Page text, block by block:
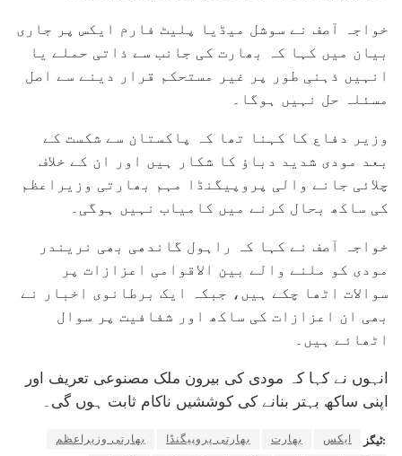
خواجہ آصف نے سوشل میڈیا پلیٹ فارم ایکس پر جاری
بیان میں کہا کہ بھارت کی جانب سے ذاتی حملے یا
انہیں ذہنی طور پر غیر مستحکم قرار دینے سے اصل
مسئلہ حل نہیں ہوگا۔
وزیر دفاع کا کہنا تھا کہ پاکستان سے شکست کے
بعد مودی شدید دباؤ کا شکار ہیں اور ان کے خلاف
چلائی جانے والی پروپیگنڈا مہم بھارتی وزیراعظم
کی ساکھ بحال کرنے میں کامیاب نہیں ہوگی۔
خواجہ آصف نے کہا کہ راہول گاندھی بھی نریندر
مودی کو ملنے والے بین الاقوامی اعزازات پر
سوالات اٹھا چکے ہیں، جبکہ ایک برطانوی اخبار نے
بھی ان اعزازات کی ساکھ اور شفافیت پر سوال
اٹھائے ہیں۔
انہوں نے کہا کہ مودی کی بیرون ملک مصنوعی تعریف اور
اپنی ساکھ بہتر بنانے کی کوششیں ناکام ثابت ہوں گی۔
ٹیگز: ایکس بھارت بھارتی پروپیگنڈا
بھارتی وزیراعظم